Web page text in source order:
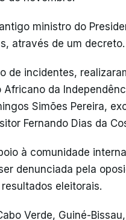
ministro do
através de um decreto.
de incidentes,
da
Simões Pereira,
Fernando Dias da
à comunidade
denunciada pela
eleitorais.
Verde, Guiné-